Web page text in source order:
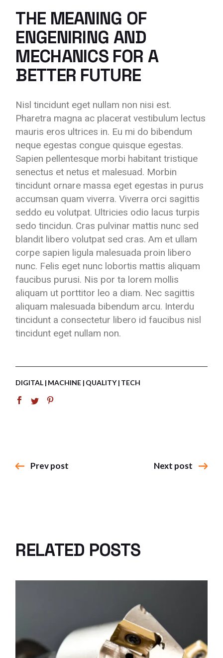
THE MEANING OF
ENGENIRING AND
MECHANICS FOR A
BETTER FUTURE
Nisl tincidunt eget nullam non nisi est.
Pharetra magna ac placerat vestibulum lectus
mauris eros ultrices in. Eu mi do bibendum
neque egestas congue quisque egestas.
Sapien pellentesque morbi habitant tristique
senectus et netus et malesuad. Morbin
tincidunt ornare massa eget egestas in purus
accumsan quam viverra. Viverra orci sagittis
seddo eu volutpat. Ultricies odio lacus turpis
sedo tincidun. Cras pulvinar mattis nunc sed
blandit libero volutpat sed cras. Am et ullam
corpe sapien ligula malesuada proin libero
nunc. Felis eget nunc lobortis mattis aliquam
faucibus purusi. Nis por ta lorem mollis
aliquam ut porttitor leo a diam. Nec sagittis
aliquam malesuada bibendum arcu. Interdu
tincidunt a consectetur libero id faucibus nisl
tincidunt eget nullam non.
DIGITAL MACHINE QUALITY TECH
Prev post Next post
RELATED POSTS